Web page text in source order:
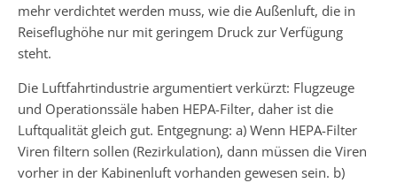
mehr verdichtet werden muss, wie die Außenluft, die in
Reiseflughöhe nur mit geringem Druck zur Verfügung
steht.
Die Luftfahrtindustrie argumentiert verkürzt: Flugzeuge
und Operationssäle haben HEPA-Filter, daher ist die
Luftqualität gleich gut. Entgegnung: a) Wenn HEPA-Filter
Viren filtern sollen (Rezirkulation), dann müssen die Viren
vorher in der Kabinenluft vorhanden gewesen sein. b)